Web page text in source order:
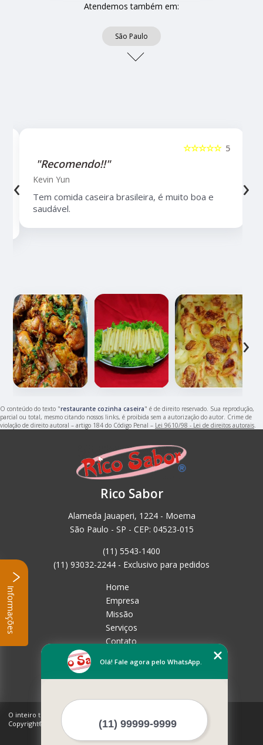
Atendemos também em:
São Paulo
5
☆☆☆☆☆
"Recomendo!!"
Kevin Yun
Tem comida caseira brasileira, é muito boa e
saudável.
‹ ›
‹ ›
O conteúdo do texto "restaurante cozinha caseira" é de direito reservado. Sua reprodução,
parcial ou total, mesmo citando nossos links, é proibida sem a autorização do autor. Crime de
violação de direito autoral – artigo 184 do Código Penal – Lei 9610/98 - Lei de direitos autorais.
Rico Sabor
Alameda Jauaperi, 1224 - Moema
São Paulo - SP - CEP: 04523-015
(11) 5543-1400
(11) 93032-2244 - Exclusivo para pedidos
Home
Empresa
Missão
Serviços
Contato
Mais Serviços
O inteiro teor deste site está sujeito à proteção de direitos autorais.
Copyright© Rico Sabor (Lei 9610 de 19/02/1998)
Olá! Fale agora pelo WhatsApp.
Informações